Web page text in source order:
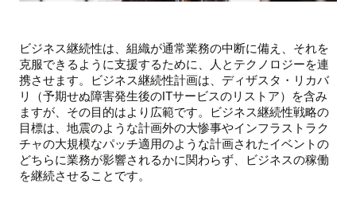
ビジネス継続性は、組織が通常業務の中断に備え、それを
克服できるように支援するために、人とテクノロジーを連
携させます。ビジネス継続性計画は、ディザスタ・リカバ
リ（予期せぬ障害発生後のITサービスのリストア）を含み
ますが、その目的はより広範です。ビジネス継続性戦略の
目標は、地震のような計画外の大惨事やインフラストラク
チャの大規模なパッチ適用のような計画されたイベントの
どちらに業務が影響されるかに関わらず、ビジネスの稼働
を継続させることです。